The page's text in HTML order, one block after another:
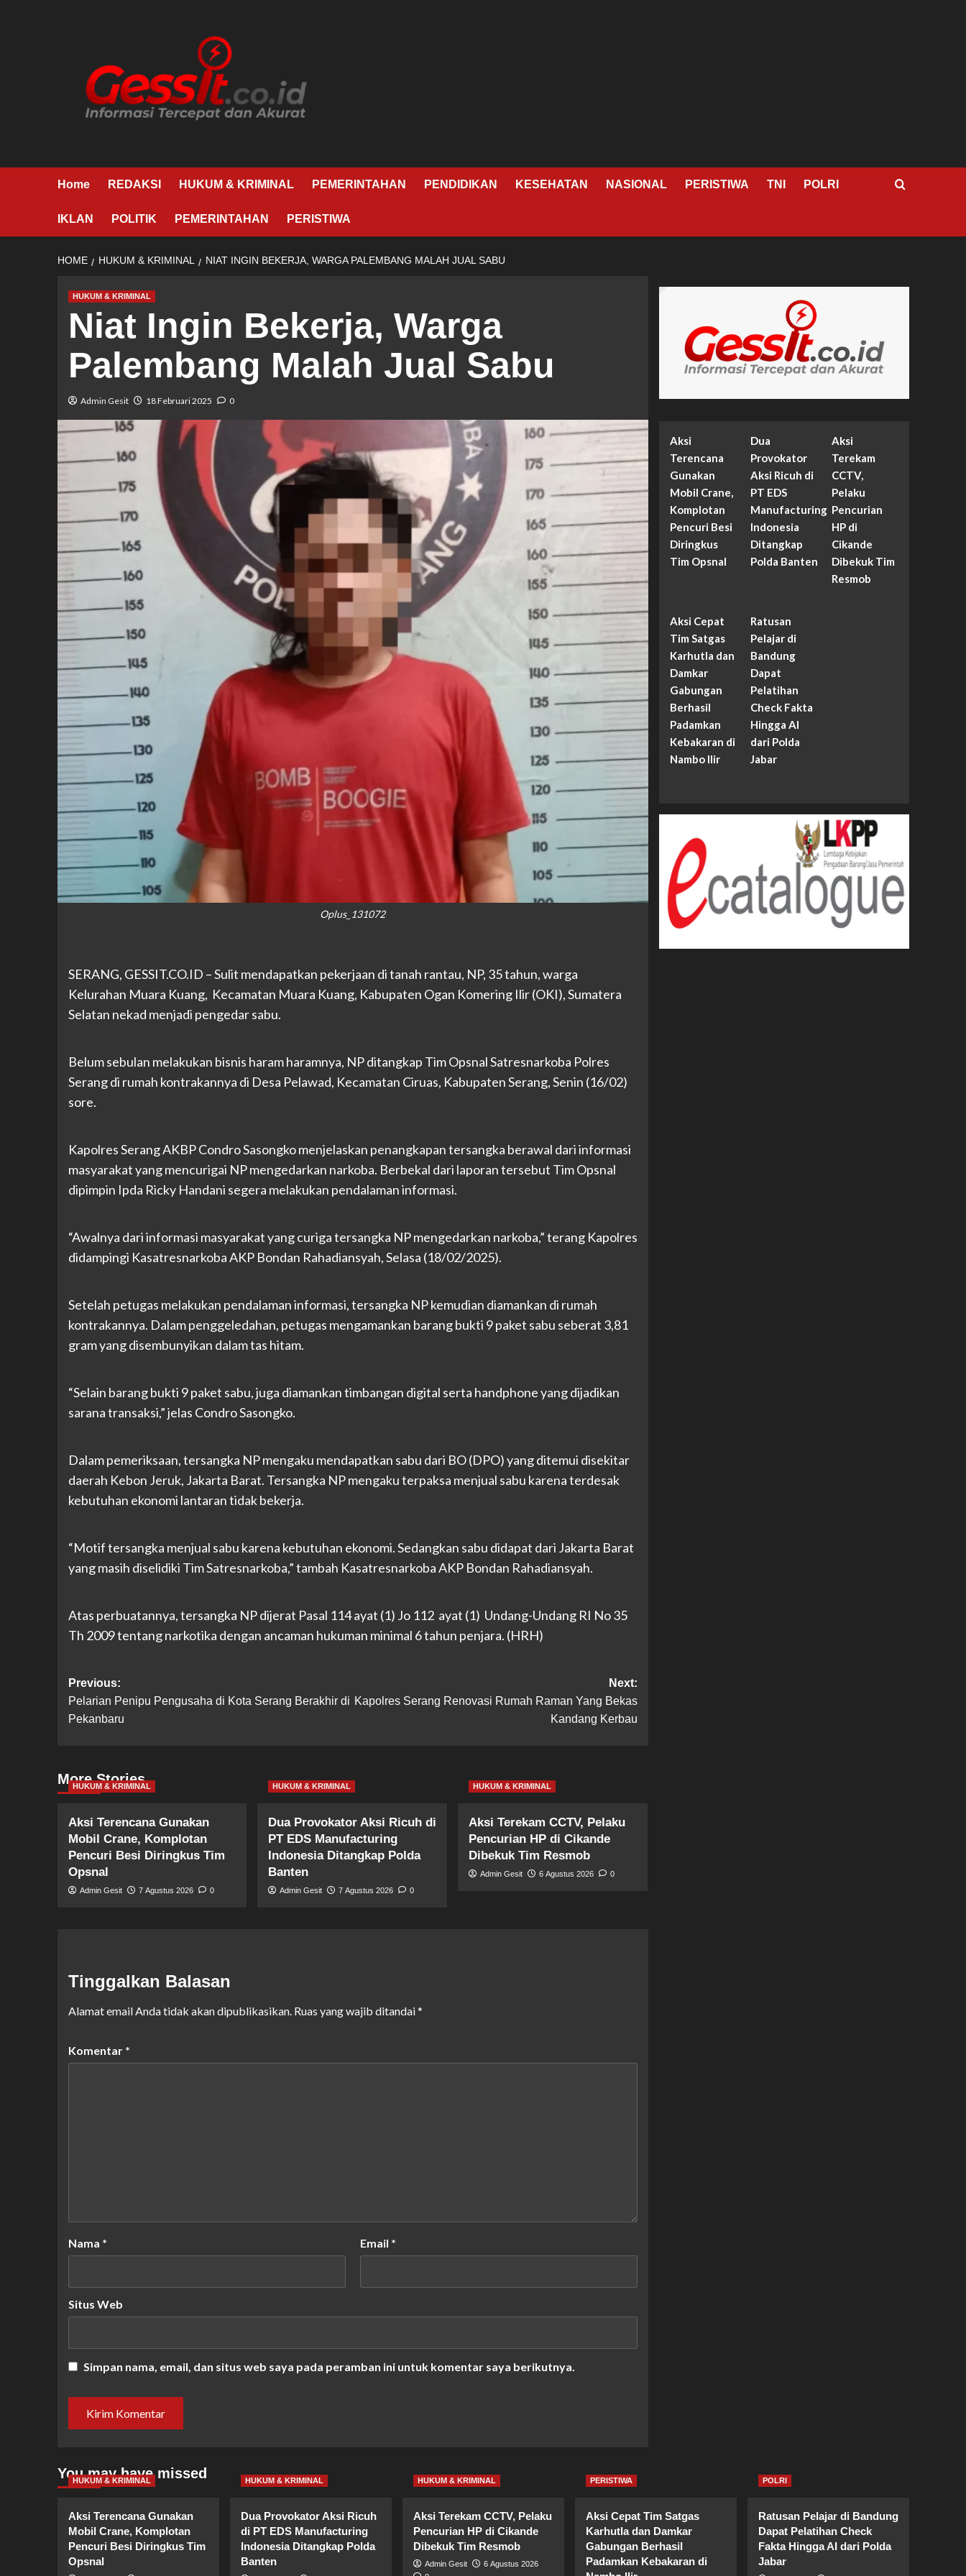
Home REDAKSI HUKUM & KRIMINAL PEMERINTAHAN PENDIDIKAN KESEHATAN NASIONAL PERISTIWA TNI POLRI
IKLAN POLITIK PEMERINTAHAN PERISTIWA
HOME HUKUM & KRIMINAL NIAT INGIN BEKERJA, WARGA PALEMBANG MALAH JUAL SABU
HUKUM & KRIMINAL
Niat Ingin Bekerja, Warga
Palembang Malah Jual Sabu
Admin Gesit 18 Februari 2025 0
Oplus_131072
SERANG, GESSIT.CO.ID – Sulit mendapatkan pekerjaan di tanah rantau, NP, 35 tahun, warga
Kelurahan Muara Kuang, Kecamatan Muara Kuang, Kabupaten Ogan Komering Ilir (OKI), Sumatera
Selatan nekad menjadi pengedar sabu.
Belum sebulan melakukan bisnis haram haramnya, NP ditangkap Tim Opsnal Satresnarkoba Polres
Serang di rumah kontrakannya di Desa Pelawad, Kecamatan Ciruas, Kabupaten Serang, Senin (16/02)
sore.
Kapolres Serang AKBP Condro Sasongko menjelaskan penangkapan tersangka berawal dari informasi
masyarakat yang mencurigai NP mengedarkan narkoba. Berbekal dari laporan tersebut Tim Opsnal
dipimpin Ipda Ricky Handani segera melakukan pendalaman informasi.
“Awalnya dari informasi masyarakat yang curiga tersangka NP mengedarkan narkoba,” terang Kapolres
didampingi Kasatresnarkoba AKP Bondan Rahadiansyah, Selasa (18/02/2025).
Setelah petugas melakukan pendalaman informasi, tersangka NP kemudian diamankan di rumah
kontrakannya. Dalam penggeledahan, petugas mengamankan barang bukti 9 paket sabu seberat 3,81
gram yang disembunyikan dalam tas hitam.
“Selain barang bukti 9 paket sabu, juga diamankan timbangan digital serta handphone yang dijadikan
sarana transaksi,” jelas Condro Sasongko.
Dalam pemeriksaan, tersangka NP mengaku mendapatkan sabu dari BO (DPO) yang ditemui disekitar
daerah Kebon Jeruk, Jakarta Barat. Tersangka NP mengaku terpaksa menjual sabu karena terdesak
kebutuhan ekonomi lantaran tidak bekerja.
“Motif tersangka menjual sabu karena kebutuhan ekonomi. Sedangkan sabu didapat dari Jakarta Barat
yang masih diselidiki Tim Satresnarkoba,” tambah Kasatresnarkoba AKP Bondan Rahadiansyah.
Atas perbuatannya, tersangka NP dijerat Pasal 114 ayat (1) Jo 112 ayat (1) Undang-Undang RI No 35
Th 2009 tentang narkotika dengan ancaman hukuman minimal 6 tahun penjara. (HRH)
Post
navigation
Previous:
Pelarian Penipu Pengusaha di Kota Serang Berakhir di
Pekanbaru
Next:
Kapolres Serang Renovasi Rumah Raman Yang Bekas
Kandang Kerbau
More Stories
HUKUM & KRIMINAL
Aksi Terencana Gunakan
Mobil Crane, Komplotan
Pencuri Besi Diringkus Tim
Opsnal
Admin Gesit 7 Agustus 2026 0
HUKUM & KRIMINAL
Dua Provokator Aksi Ricuh di
PT EDS Manufacturing
Indonesia Ditangkap Polda
Banten
Admin Gesit 7 Agustus 2026 0
HUKUM & KRIMINAL
Aksi Terekam CCTV, Pelaku
Pencurian HP di Cikande
Dibekuk Tim Resmob
Admin Gesit 6 Agustus 2026 0
Tinggalkan Balasan
Alamat email Anda tidak akan dipublikasikan. Ruas yang wajib ditandai*
Komentar *
Nama * Email *
Situs Web
Simpan nama, email, dan situs web saya pada peramban ini untuk komentar saya berikutnya.
Aksi
Terencana
Gunakan
Mobil Crane,
Komplotan
Pencuri Besi
Diringkus
Tim Opsnal
Dua
Provokator
Aksi Ricuh di
PT EDS
Manufacturing
Indonesia
Ditangkap
Polda Banten
Aksi
Terekam
CCTV,
Pelaku
Pencurian
HP di
Cikande
Dibekuk Tim
Resmob
Aksi Cepat
Tim Satgas
Karhutla dan
Damkar
Gabungan
Berhasil
Padamkan
Kebakaran di
Nambo Ilir
Ratusan
Pelajar di
Bandung
Dapat
Pelatihan
Check Fakta
Hingga AI
dari Polda
Jabar
You may have missed
HUKUM & KRIMINAL
Aksi Terencana Gunakan
Mobil Crane, Komplotan
Pencuri Besi Diringkus Tim
Opsnal
HUKUM & KRIMINAL
Dua Provokator Aksi Ricuh
di PT EDS Manufacturing
Indonesia Ditangkap Polda
Banten
HUKUM & KRIMINAL
Aksi Terekam CCTV, Pelaku
Pencurian HP di Cikande
Dibekuk Tim Resmob
Admin Gesit
6 Agustus 2026
PERISTIWA
Aksi Cepat Tim Satgas
Karhutla dan Damkar
Gabungan Berhasil
Padamkan Kebakaran di
POLRI
Ratusan Pelajar di Bandung
Dapat Pelatihan Check
Fakta Hingga AI dari Polda
Jabar